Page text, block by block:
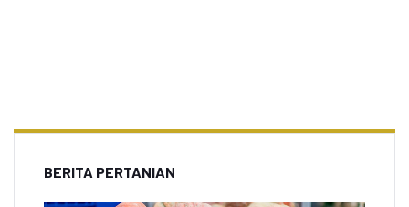
BERITA PERTANIAN